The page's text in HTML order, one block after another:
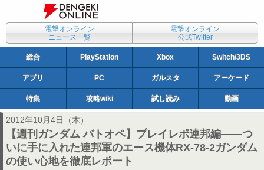
電撃オンライン
ニュース一覧
電撃オンライン
公式Twitter
総合 PlayStation Xbox Switch/3DS
アプリ PC ガルスタ アーケード
特集 攻略wiki 試し読み 動画
2012年10月4日（木）
【週刊ガンダム バトオペ】プレイレポ連邦編――つ
いに手に入れた連邦軍のエース機体RX-78-2ガンダム
の使い心地を徹底レポート